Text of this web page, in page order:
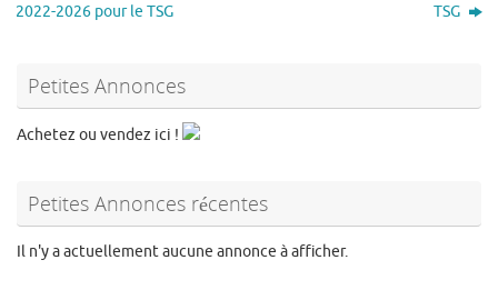
2022-2026 pour le TSG
TSG
Petites Annonces
Achetez ou vendez ici !
Petites Annonces récentes
Il n'y a actuellement aucune annonce à afficher.